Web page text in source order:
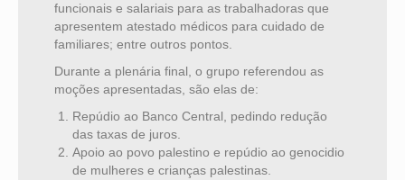
funcionais e salariais para as trabalhadoras que
apresentem atestado médicos para cuidado de
familiares; entre outros pontos.
Durante a plenária final, o grupo referendou as
moções apresentadas, são elas de:
Repúdio ao Banco Central, pedindo redução
das taxas de juros.
Apoio ao povo palestino e repúdio ao genocidio
de mulheres e crianças palestinas.